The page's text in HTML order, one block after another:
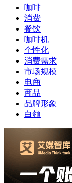
咖啡
消费
餐饮
咖啡机
个性化
消费需求
市场规模
电商
商品
品牌形象
白领